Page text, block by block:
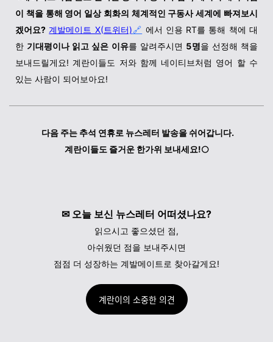
이 책을 통해 영어 일상 회화의 체계적인 구동사 세계에 빠져보시
겠어요? 계발메이트 X(트위터)🔗 에서 인용 RT를 통해 책에 대
한 기대평이나 읽고 싶은 이유를 알려주시면 5명을 선정해 책을
보내드릴게요! 계란이들도 저와 함께 네이티브처럼 영어 할 수
있는 사람이 되어보아요!
다음 주는 추석 연휴로 뉴스레터 발송을 쉬어갑니다.
계란이들도 즐거운 한가위 보내세요!🌕
✉ 오늘 보신 뉴스레터 어떠셨나요?
읽으시고 좋으셨던 점,
아쉬웠던 점을 보내주시면
점점 더 성장하는 계발메이트로 찾아갈게요!
계란이의 소중한 의견